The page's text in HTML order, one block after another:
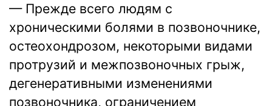
— Прежде всего людям с
хроническими болями в позвоночнике,
остеохондрозом, некоторыми видами
протрузий и межпозвоночных грыж,
дегенеративными изменениями
позвоночника, ограничением